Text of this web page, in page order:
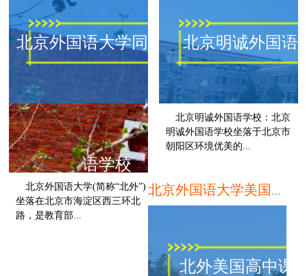
北京外国语大学同文外国
语学校
北京外国语大学(简称“北外”)
坐落在北京市海淀区西三环北
路，是教育部...
北京
北京明诚外国语
北京明诚外国语学校：北京
明诚外国语学校坐落于北京市
朝阳区环境优美的...
北外美国高中课